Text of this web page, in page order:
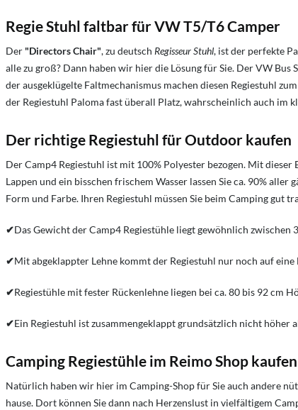
Regie Stuhl faltbar für VW T5/T6 Camper
Der "Directors Chair", zu deutsch Regisseur Stuhl, ist der perfekte
alle zu groß? Dann haben wir hier die Lösung für Sie. DerVW Bus
der ausgeklügelte Faltmechanismus machen diesen Regiestuhl
der Regiestuhl Paloma fast überall Platz, wahrscheinlich auch im
Der richtige Regiestuhl für Outdoor kaufen
Der Camp4 Regiestuhl ist mit 100% Polyester bezogen. Mit
Lappen und ein bisschen frischem Wasser lassen Sie ca. 90%
Form und Farbe. Ihren Regiestuhl müssen Sie beim Camping gut
✔Das Gewicht der Camp4 Regiestühle liegt gewöhnlich zwischen
✔Mit abgeklappter Lehne kommt der Regiestuhl nur noch auf
✔Regiestühle mit fester Rückenlehne liegen bei ca. 80 bis 92 cm
✔Ein Regiestuhl ist zusammengeklappt grundsätzlich nicht höher
Camping Regiestühle im Reimo Shop kaufen
Natürlich haben wir hier im Camping-Shop für Sie auch andere
hause. Dort können Sie dann nach Herzenslust in vielfältigem